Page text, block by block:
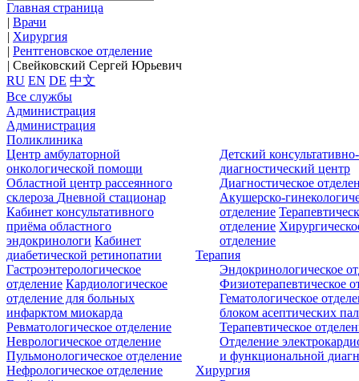
Главная страница
| Врачи
| Хирургия
| Рентгеновское отделение
| Свейковский Сергей Юрьевич
RU EN DE 中文
Все службы
Администрация
Администрация
Поликлиника
Центр амбулаторной
онкологической помощи
Областной центр рассеянного
склероза Дневной стационар
Кабинет консультативного
приёма областного
эндокринологи Кабинет
диабетической ретинопатии
Детский консультативно-
диагностический центр
Диагностическое
Акушерско-
отделение
отделение
отделение
Терапия
Гастроэнтерологическое
отделение Кардиологическое
отделение для больных
инфарктом миокарда
Ревматологическое отделение
Неврологическое отделение
Пульмонологическое отделение
Нефрологическое отделение
Эндокринологическое
Физиотерапевтическое
Гематологическое
блоком асептических
Терапевтическое
Отделение
и функциональной
Хирургия